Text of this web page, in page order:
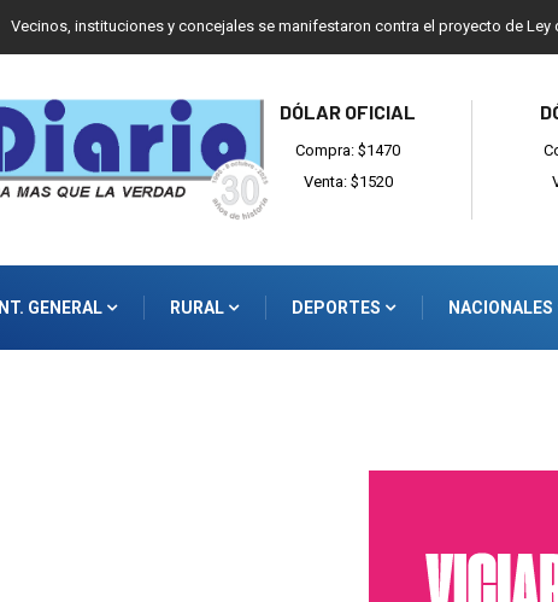
Vecinos, instituciones y concejales se manifestaron contra el proyecto de Ley
DÓLAR OFICIAL
Compra: $1470
Venta: $1520
INT. GENERAL RURAL DEPORTES NACIONALES